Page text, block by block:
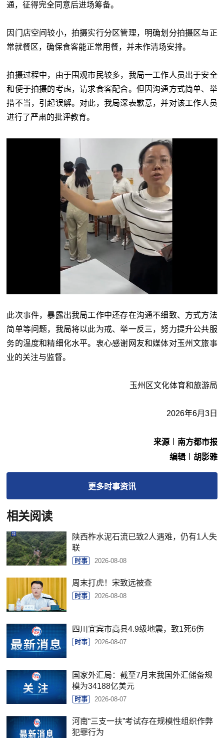
通，征得完全同意后进场筹备。
因门店空间较小，拍摄实行分区管理，明确划分拍摄区与正
常就餐区，确保食客能正常用餐，并未作清场安排。
拍摄过程中，由于围观市民较多，我局一工作人员出于安全
和便于拍摄的考虑，请求食客配合。但因沟通方式简单、举
措不当，引起误解。对此，我局深表歉意，并对该工作人员
进行了严肃的批评教育。
此次事件，暴露出我局工作中还存在沟通不细致、方式方法
简单等问题，我局将以此为戒、举一反三，努力提升公共服
务的温度和精细化水平。衷心感谢网友和媒体对玉州文旅事
业的关注与监督。
玉州区文化体育和旅游局
2026年6月3日
来源︱南方都市报
编辑︱胡影雅
更多时事资讯
相关阅读
陕西柞水泥石流已致2人遇难，仍有1人失
联
时事 2026-08-08
周末打虎！宋致远被查
时事 2026-08-08
四川宜宾市高县4.9级地震，致1死6伤
时事 2026-08-07
国家外汇局：截至7月末我国外汇储备规
模为34188亿美元
时事 2026-08-07
河南“三支一扶”考试存在规模性组织作弊
犯罪行为